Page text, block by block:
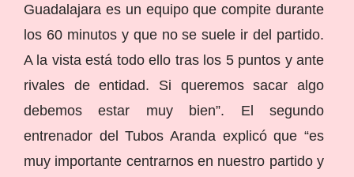
Guadalajara es un equipo que compite durante
los 60 minutos y que no se suele ir del partido.
A la vista está todo ello tras los 5 puntos y ante
rivales de entidad. Si queremos sacar algo
debemos estar muy bien”. El segundo
entrenador del Tubos Aranda explicó que “es
muy importante centrarnos en nuestro partido y